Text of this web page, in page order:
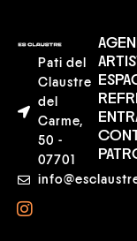
Pati del
Claustre
del
Carme,
50 -
07701